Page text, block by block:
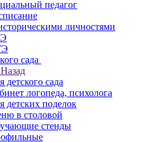
педагог
личностями
сада
Назад
детского сада
логопеда, психолога
детских поделок
в столовой
стенды